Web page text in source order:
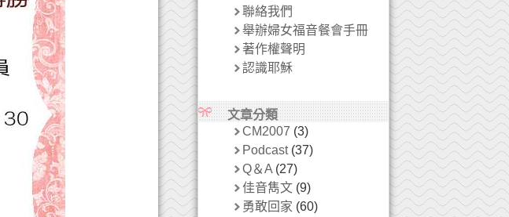
聯絡我們
舉辦婦女福音餐會手冊
著作權聲明
認識耶穌
文章分類
CM2007 (3)
Podcast(37)
Q＆A(27)
佳音雋文(9)
勇敢回家 (60)